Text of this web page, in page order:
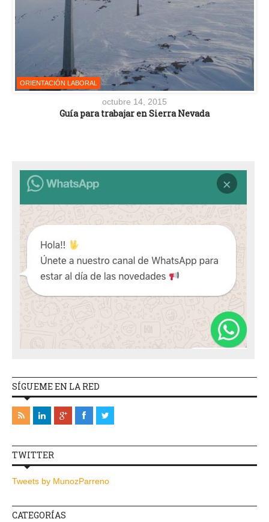
ORIENTACIÓN LABORAL
octubre 14, 2015
Guía para trabajar en Sierra Nevada
SÍGUEME EN LA RED
TWITTER
Tweets by MunozParreno
CATEGORÍAS